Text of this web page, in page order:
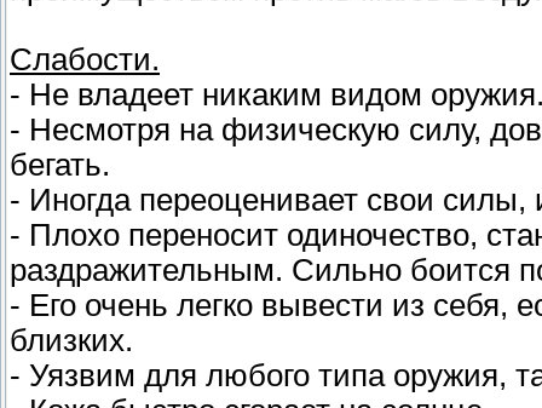
Слабости.
- Не владеет никаким видом
- Несмотря на физическую силу,
бегать.
- Иногда переоценивает свои силы,
- Плохо переносит одиночество,
раздражительным. Сильно боится
- Его очень легко вывести из себя,
близких.
- Уязвим для любого типа оружия,